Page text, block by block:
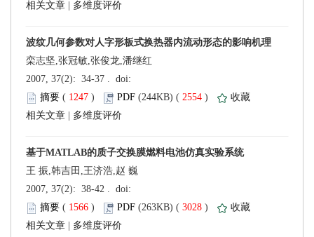
栾志坚,张冠敏,张俊龙,潘继红
( ) 2554 )
王 振,韩吉田,王济浩,赵 巍
( ) 3028 )